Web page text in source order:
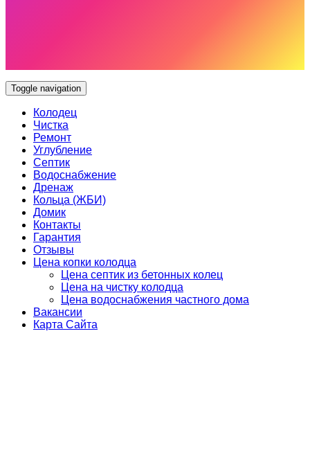
Toggle navigation
Колодец
Чистка
Ремонт
Углубление
Септик
Водоснабжение
Дренаж
Кольца (ЖБИ)
Домик
Контакты
Гарантия
Отзывы
Цена копки колодца
Цена септик из бетонных колец
Цена на чистку колодца
Цена водоснабжения частного дома
Вакансии
Карта Сайта